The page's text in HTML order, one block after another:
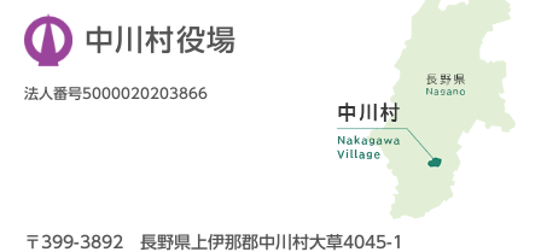
中川村役場
法人番号5000020203866
〒399-3892 長野県上伊那郡中川村大草4045-1